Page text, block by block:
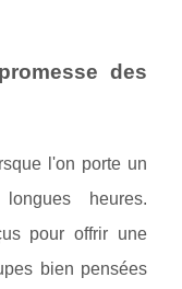
des
l'on porte un
heures.
pour offrir une
bien pensées